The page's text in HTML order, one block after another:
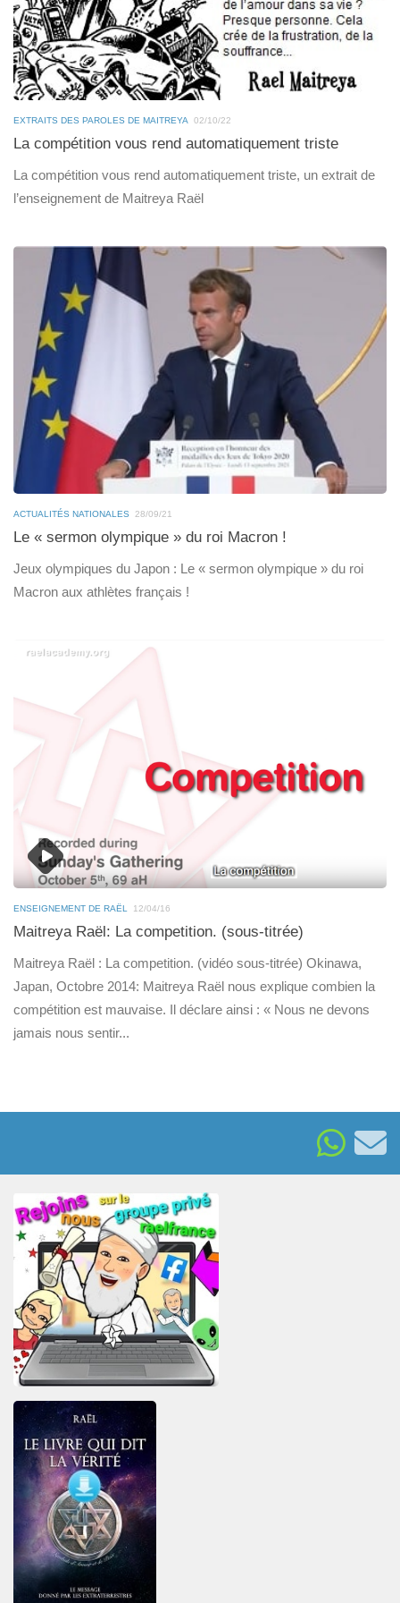
EXTRAITS DES PAROLES DE MAITREYA 02/10/22
La compétition vous rend automatiquement triste
La compétition vous rend automatiquement triste, un extrait de
l’enseignement de Maitreya Raël
ACTUALITÉS NATIONALES 28/09/21
Le « sermon olympique » du roi Macron !
Jeux olympiques du Japon : Le « sermon olympique » du roi
Macron aux athlètes français !
ENSEIGNEMENT DE RAËL 12/04/16
Maitreya Raël: La competition. (sous-titrée)
Maitreya Raël : La competition. (vidéo sous-titrée) Okinawa,
Japan, Octobre 2014: Maitreya Raël nous explique combien la
compétition est mauvaise. Il déclare ainsi : « Nous ne devons
jamais nous sentir...